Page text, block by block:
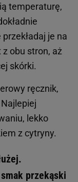
temperaturę,
je na
obu stron, aż
skórki.
ręcznik,
lekko
z cytryny.
przekąski